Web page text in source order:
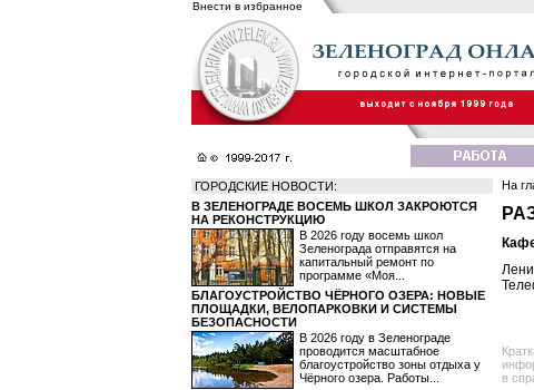
Внести в избранное
ГОРОДСКИЕ НОВОСТИ:
В ЗЕЛЕНОГРАДЕ ВОСЕМЬ ШКОЛ ЗАКРОЮТСЯ
НА РЕКОНСТРУКЦИЮ
В 2026 году восемь школ
Зеленограда отправятся на
капитальный ремонт по
программе «Моя...
БЛАГОУСТРОЙСТВО ЧЁРНОГО ОЗЕРА: НОВЫЕ
ПЛОЩАДКИ, ВЕЛОПАРКОВКИ И СИСТЕМЫ
БЕЗОПАСНОСТИ
В 2026 году в Зеленограде
проводится масштабное
благоустройство зоны отдыха у
Чёрного озера. Работы...
На
в